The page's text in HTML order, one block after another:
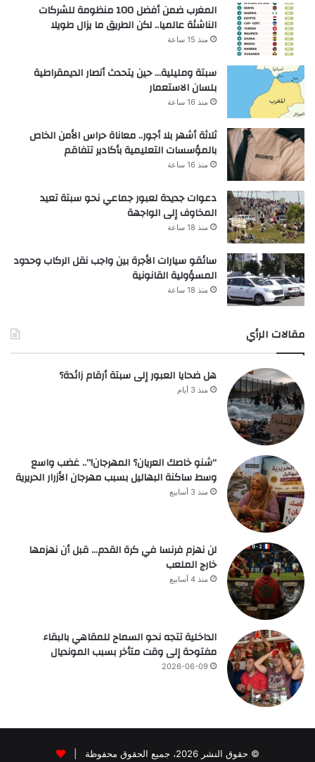
المغرب ضمن أفضل 100 منظومة للشركات
الناشئة عالميا.. لكن الطريق ما يزال طويلا
منذ 15 ساعة
سبتة ومليلية… حين يتحدث أنصار الديمقراطية
بلسان الاستعمار
منذ 16 ساعة
ثلاثة أشهر بلا أجور.. معاناة حراس الأمن الخاص
بالمؤسسات التعليمية بأكادير تتفاقم
منذ 16 ساعة
دعوات جديدة لعبور جماعي نحو سبتة تعيد
المخاوف إلى الواجهة
منذ 18 ساعة
سائقو سيارات الأجرة بين واجب نقل الركاب وحدود
المسؤولية القانونية
منذ 18 ساعة
مقالات الرأي
هل ضحايا العبور إلى سبتة أرقام زائدة؟
منذ 3 أيام
“شنو خاصك العريان؟ المهرجان!”.. غضب واسع
وسط ساكنة البهاليل بسبب مهرجان الأزرار الحريرية
منذ 3 أسابيع
لن نهزم فرنسا في كرة القدم… قبل أن نهزمها
خارج الملعب
منذ 4 أسابيع
الداخلية تتجه نحو السماح للمقاهي بالبقاء
مفتوحة إلى وقت متأخر بسبب المونديال
2026-06-09
© حقوق النشر 2026، جميع الحقوق محفوظة |